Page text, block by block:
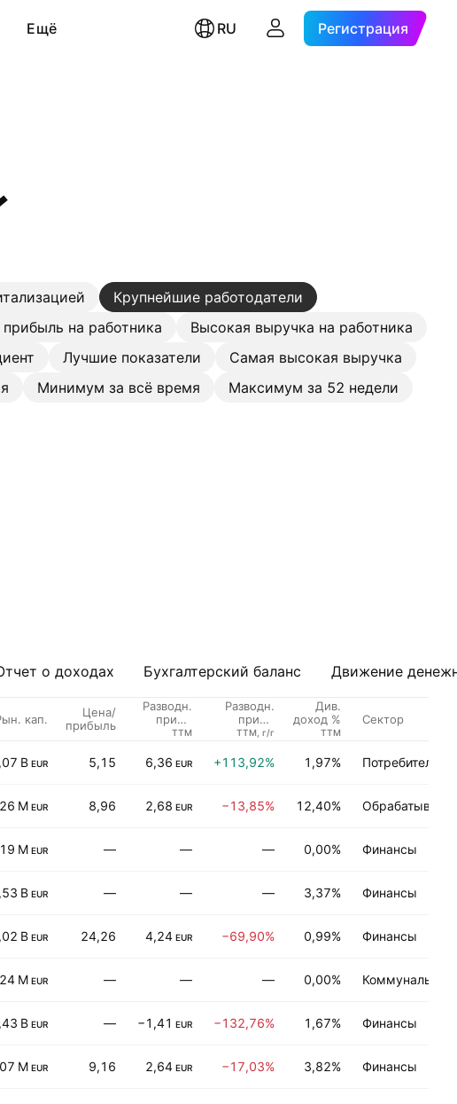
Ещё RU Регистрация
Крупнейшие работодатели
на работника
Высокая выручка на работника
Лучшие показатели
Самая высокая выручка
Минимум за всё время
Максимум за 52 недели
о доходах Бухгалтерский баланс Движение
кап.
Цена/
прибыль
Разводн.
приб./
акцию
TTM
Разводн.
приб./
акцию,
TTM, г/г
Див.
доход %
TTM
Сектор
B EUR 5,15 6,36 EUR +113,92% 1,97%
M EUR 8,96 2,68 EUR −13,85% 12,40%
M EUR — — — 0,00% Финансы
B EUR — — — 3,37% Финансы
B EUR 24,26 4,24 EUR −69,90% 0,99% Финансы
M EUR — — — 0,00% Коммунальные
B EUR — −1,41 EUR −132,76% 1,67% Финансы
M EUR 9,16 2,64 EUR −17,03% 3,82% Финансы